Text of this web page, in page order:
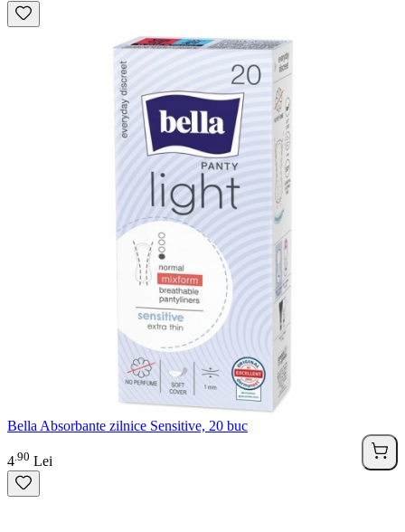
Bella Absorbante zilnice Sensitive, 20 buc
4 90 Lei